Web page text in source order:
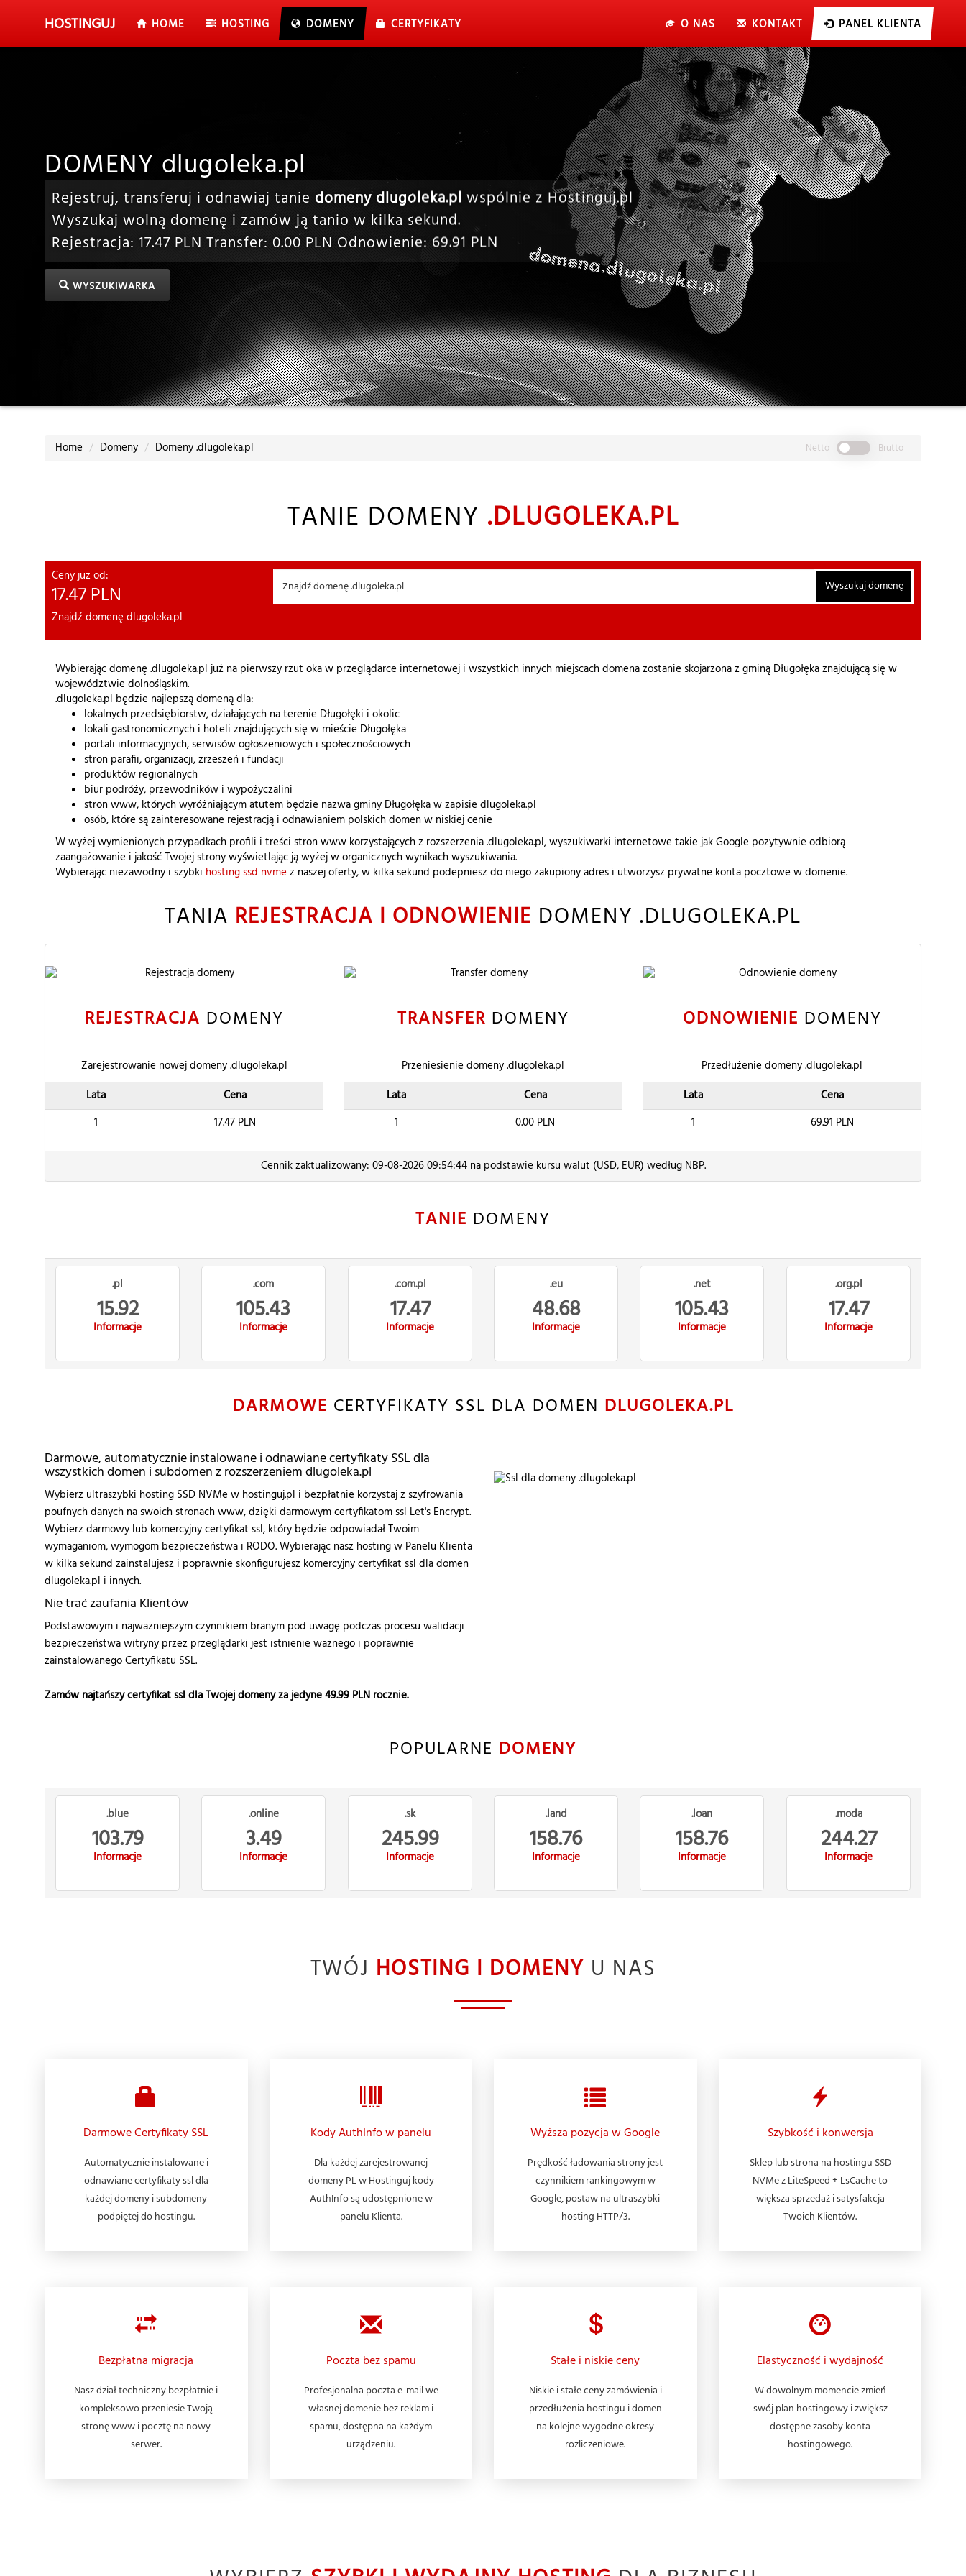
HOSTINGUJ HOME HOSTING DOMENY CERTYFIKATY O NAS KONTAKT PANEL KLIENTA
DOMENY dlugoleka.pl
Rejestruj, transferuj i odnawiaj tanie domeny dlugoleka.pl wspólnie z Hostinguj.pl
Wyszukaj wolną domenę i zamów ją tanio w kilka sekund.
Rejestracja: 17.47 PLN Transfer: 0.00 PLN Odnowienie: 69.91 PLN
WYSZUKIWARKA
Home Domeny Domeny .dlugoleka.pl Netto Brutto
TANIE DOMENY .DLUGOLEKA.PL
Ceny już od:
17.47 PLN
Znajdź domenę dlugoleka.pl
Wyszukaj domenę
Wybierając domenę .dlugoleka.pl już na pierwszy rzut oka w przeglądarce internetowej i wszystkich innych miejscach domena zostanie skojarzona z gminą Długołęka znajdującą się w
województwie dolnośląskim.
.dlugoleka.pl będzie najlepszą domeną dla:
lokalnych przedsiębiorstw, działających na terenie Długołęki i okolic
lokali gastronomicznych i hoteli znajdujących się w mieście Długołęka
portali informacyjnych, serwisów ogłoszeniowych i społecznościowych
stron parafii, organizacji, zrzeszeń i fundacji
produktów regionalnych
biur podróży, przewodników i wypożyczalini
stron www, których wyróżniającym atutem będzie nazwa gminy Długołęka w zapisie dlugoleka.pl
osób, które są zainteresowane rejestracją i odnawianiem polskich domen w niskiej cenie
W wyżej wymienionych przypadkach profili i treści stron www korzystających z rozszerzenia .dlugoleka.pl, wyszukiwarki internetowe takie jak Google pozytywnie odbiorą
zaangażowanie i jakość Twojej strony wyświetlając ją wyżej w organicznych wynikach wyszukiwania.
Wybierając niezawodny i szybki hosting ssd nvmez naszej oferty, w kilka sekund podepniesz do niego zakupiony adres i utworzysz prywatne konta pocztowe w domenie.
TANIA REJESTRACJA I ODNOWIENIE DOMENY .DLUGOLEKA.PL
REJESTRACJA DOMENY
Zarejestrowanie nowej domeny .dlugoleka.pl
Lata
Cena
1
17.47PLN
TRANSFER DOMENY
Przeniesienie domeny .dlugoleka.pl
Lata
Cena
1
0.00 PLN
ODNOWIENIE DOMENY
Przedłużenie domeny .dlugoleka.pl
Lata
Cena
1
69.91 PLN
Cennik zaktualizowany: 09-08-2026 09:54:44 na podstawie kursu walut (USD, EUR) według NBP.
TANIE DOMENY
.pl
15.92
Informacje
.com
105.43
Informacje
.com.pl
17.47
Informacje
.eu
48.68
Informacje
.net
105.43
Informacje
.org.pl
17.47
Informacje
DARMOWE CERTYFIKATY SSL DLA DOMEN DLUGOLEKA.PL
Darmowe, automatycznie instalowane i odnawiane certyfikaty SSL dla
wszystkich domen i subdomen z rozszerzeniem dlugoleka.pl
Wybierz ultraszybki hosting SSD NVMe w hostinguj.pl i bezpłatnie korzystaj z szyfrowania
poufnych danych na swoich stronach www, dzięki darmowym certyfikatom ssl Let's Encrypt.
Wybierz darmowy lub komercyjny certyfikat ssl, który będzie odpowiadał Twoim
wymaganiom, wymogom bezpieczeństwa i RODO. Wybierając nasz hosting w Panelu Klienta
w kilka sekund zainstalujesz i poprawnie skonfigurujesz komercyjny certyfikat ssl dla domen
dlugoleka.pl i innych.
Nie trać zaufania Klientów
Podstawowym i najważniejszym czynnikiem branym pod uwagę podczas procesu walidacji
bezpieczeństwa witryny przez przeglądarki jest istnienie ważnego i poprawnie
zainstalowanego Certyfikatu SSL.
Zamów najtańszy certyfikat ssl dla Twojej domeny za jedyne49.99 PLN rocznie.
POPULARNE DOMENY
.blue
103.79
Informacje
.online
3.49
Informacje
.sk
245.99
Informacje
.land
158.76
Informacje
.loan
158.76
Informacje
.moda
244.27
Informacje
TWÓJ HOSTING I DOMENY U NAS
Darmowe Certyfikaty SSL
Automatycznie instalowane i
odnawiane certyfikaty ssl dla
każdej domeny i subdomeny
podpiętej do hostingu.
Kody AuthInfo w panelu
Dla każdej zarejestrowanej
domeny PL w Hostinguj kody
AuthInfo są udostępnione w
panelu Klienta.
Wyższa pozycja w Google
Prędkość ładowania strony jest
czynnikiem rankingowym w
Google, postaw na ultraszybki
hosting HTTP/3.
Szybkość i konwersja
Sklep lub strona na hostingu SSD
NVMe z LiteSpeed + LsCache to
większa sprzedaż i satysfakcja
Twoich Klientów.
Bezpłatna migracja
Nasz dział techniczny bezpłatnie i
kompleksowo przeniesie Twoją
stronę www i pocztę na nowy
serwer.
Poczta bez spamu
Profesjonalna poczta e-mail we
własnej domenie bez reklam i
spamu, dostępna na każdym
urządzeniu.
Stałe i niskie ceny
Niskie i stałe ceny zamówienia i
przedłużenia hostingu i domen
na kolejne wygodne okresy
rozliczeniowe.
Elastyczność i wydajność
W dowolnym momencie zmień
swój plan hostingowy i zwiększ
dostępne zasoby konta
hostingowego.